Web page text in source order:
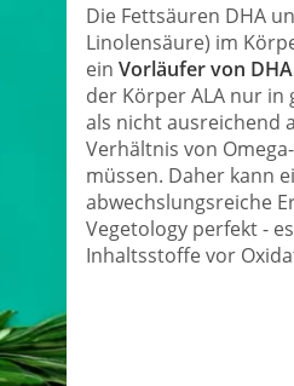
Die Fettsäuren DHA
Linolensäure) im
ein Vorläufer von
der Körper ALA nur in
als nicht ausreichend
Verhältnis von
müssen. Daher kann
abwechslungsreiche
Vegetology perfekt -
Inhaltsstoffe vor